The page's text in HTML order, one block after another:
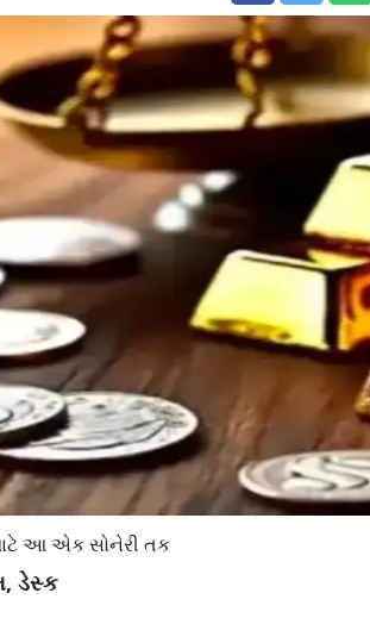
આ એક સોનેરી તક
ડેસ્ક